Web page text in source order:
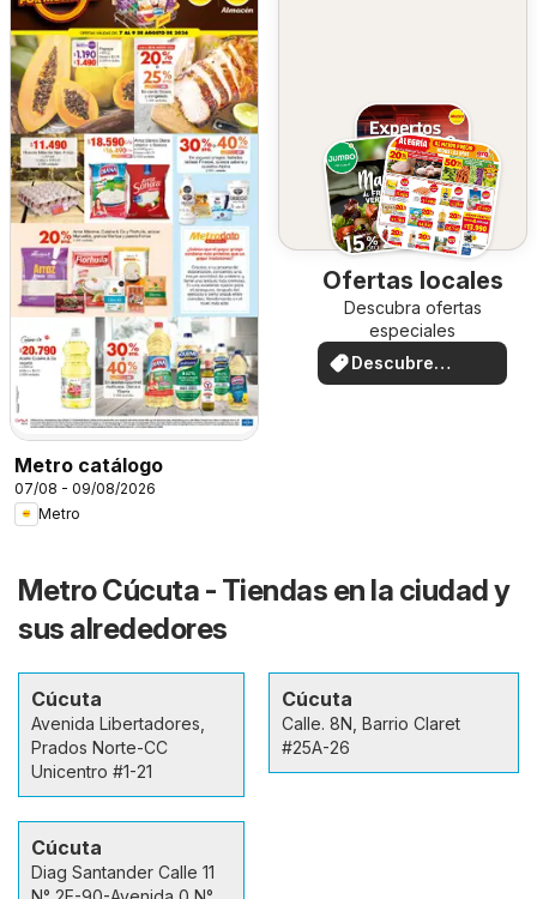
Metro catálogo
07/08 - 09/08/2026
Metro
Ofertas locales
Descubra ofertas
especiales
Descubre
ofertas
Metro Cúcuta - Tiendas en la ciudad y
sus alrededores
Cúcuta
Avenida Libertadores,
Prados Norte-CC
Unicentro #1-21
Cúcuta
Calle. 8N, Barrio Claret
#25A-26
Cúcuta
Diag Santander Calle 11